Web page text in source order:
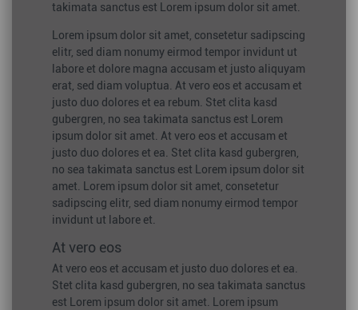
takimata sanctus est Lorem ipsum dolor sit amet.
Lorem ipsum dolor sit amet, consetetur sadipscing
elitr, sed diam nonumy eirmod tempor invidunt ut
labore et dolore magna accusam et justo aliquyam
erat, sed diam voluptua. At vero eos et accusam et
justo duo dolores et ea rebum. Stet clita kasd
gubergren, no sea takimata sanctus est Lorem
ipsum dolor sit amet. At vero eos et accusam et
justo duo dolores et ea. Stet clita kasd gubergren,
no sea takimata sanctus est Lorem ipsum dolor sit
amet. Lorem ipsum dolor sit amet, consetetur
sadipscing elitr, sed diam nonumy eirmod tempor
invidunt ut labore et.
At vero eos
At vero eos et accusam et justo duo dolores et ea.
Stet clita kasd gubergren, no sea takimata sanctus
est Lorem ipsum dolor sit amet. Lorem ipsum